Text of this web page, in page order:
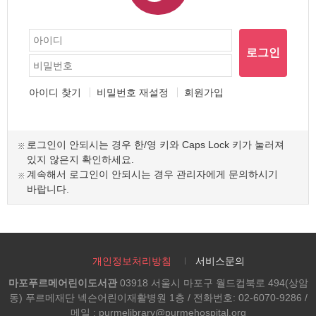
로그인
아이디 찾기 비밀번호 재설정 회원가입
로그인이 안되시는 경우 한/영 키와 Caps Lock 키가 눌러져
있지 않은지 확인하세요.
계속해서 로그인이 안되시는 경우 관리자에게 문의하시기
바랍니다.
개인정보처리방침
서비스문의
마포푸르메어린이도서관03918 서울시 마포구 월드컵북로 494(상암
동) 푸르메재단 넥슨어린이재활병원 1층 / 전화번호: 02-6070-9286 /
메일 : purmelibrary@purmehospital.org